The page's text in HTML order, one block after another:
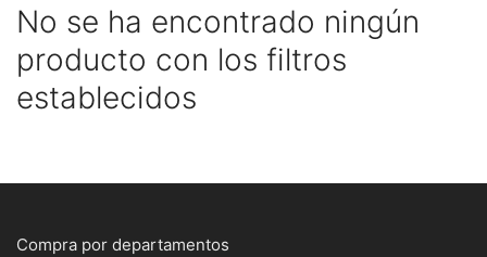
No se ha encontrado ningún
producto con los filtros
establecidos
Compra por departamentos